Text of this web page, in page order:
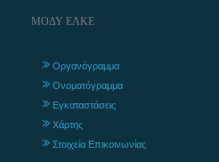
ΜΟΔΥ ΕΛΚΕ
Οργανόγραμμα
Ονοματόγραμμα
Εγκαταστάσεις
Χάρτης
Στοιχεία Επικοινωνίας